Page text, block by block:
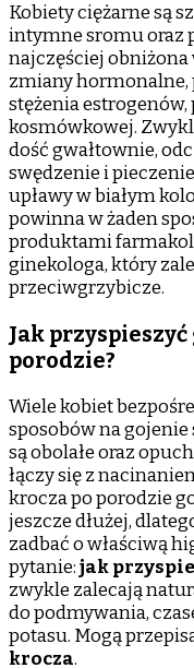
Kobiety ciężarne są
intymne sromu oraz
najczęściej obniżona
zmiany
stężenia
kosmówkowej.
dość gwałtownie,
swędzenie i
upławy w białym
powinna w żaden
produktami
ginekologa, który
przeciwgrzybicze.
Jak
porodzie?
Wiele kobiet
sposobów na
są obolałe oraz
łączy się z
krocza po porodzie
jeszcze dłużej,
zadbać o właściwą
pytanie:jak
zwykle zalecają
do podmywania,
potasu. Mogą
krocza.